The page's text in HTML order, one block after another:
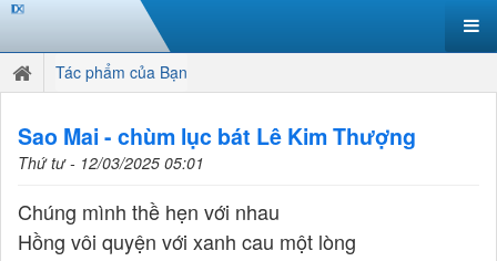
Tác phẩm của Bạn
Sao Mai - chùm lục bát Lê Kim Thượng
Thứ tư - 12/03/2025 05:01
Chúng mình thề hẹn với nhau
Hồng vôi quyện với xanh cau một lòng